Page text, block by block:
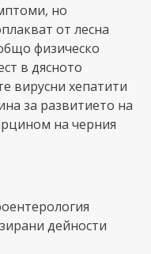
но
от лесна
физическо
в дясното
вирусни хепатити
за развитието на
на черния
дейности